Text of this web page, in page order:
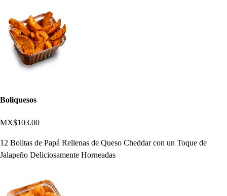
Boliquesos
MX$103.00
12 Bolitas de Papá Rellenas de Queso Cheddar con un Toque de
Jalapeño Deliciosamente Horneadas